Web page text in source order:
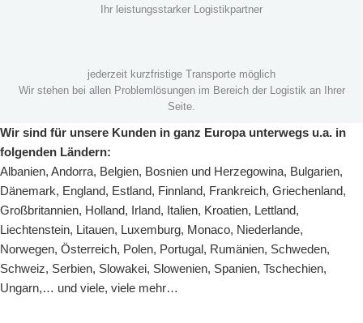
Ihr leistungsstarker Logistikpartner
jederzeit kurzfristige Transporte möglich
Wir stehen bei allen Problemlösungen im Bereich der Logistik an Ihrer
Seite.
Wir sind für unsere Kunden in ganz Europa unterwegs u.a. in
folgenden Ländern:
Albanien, Andorra, Belgien, Bosnien und Herzegowina, Bulgarien,
Dänemark, England, Estland, Finnland, Frankreich, Griechenland,
Großbritannien, Holland, Irland, Italien, Kroatien, Lettland,
Liechtenstein, Litauen, Luxemburg, Monaco, Niederlande,
Norwegen, Österreich, Polen, Portugal , Rumänien, Schweden,
Schweiz, Serbien, Slowakei, Slowenien, Spanien, Tschechien,
Ungarn,… und viele, viele mehr…